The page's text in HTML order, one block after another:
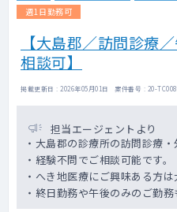
週1日勤務可
【大島郡／訪問診療
相談可】
掲載更新日 : 2026年05月01日 案件番号 : 20-
担当エージェントより
・大島郡の診療所の訪問診療・
・経験不問でご相談可能です。
・へき地医療にご興味ある方は
・終日勤務や午後のみのご勤務